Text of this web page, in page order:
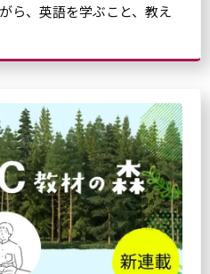
ら、英語を学ぶこと、教え